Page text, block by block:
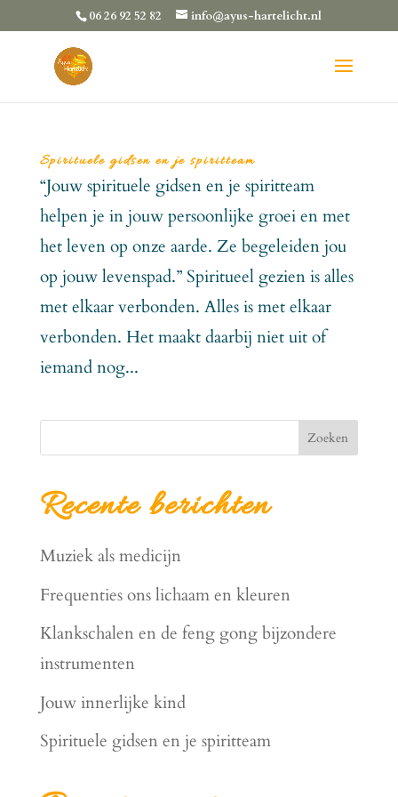
06 26 92 52 82 info@ayus-hartelicht.nl
Spirituele gidsen en je spiritteam
“Jouw spirituele gidsen en je spiritteam
helpen je in jouw persoonlijke groei en met
het leven op onze aarde. Ze begeleiden jou
op jouw levenspad.” Spiritueel gezien is alles
met elkaar verbonden. Alles is met elkaar
verbonden. Het maakt daarbij niet uit of
iemand nog...
Zoeken
Recente berichten
Muziek als medicijn
Frequenties ons lichaam en kleuren
Klankschalen en de feng gong bijzondere
instrumenten
Jouw innerlijke kind
Spirituele gidsen en je spiritteam